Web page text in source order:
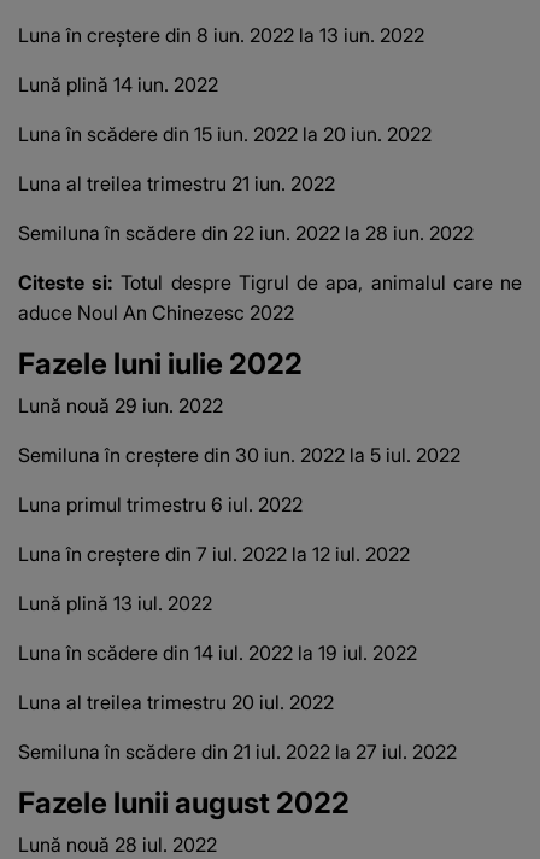
Luna în creștere din 8 iun. 2022 la 13 iun. 2022
Lună plină 14 iun. 2022
Luna în scădere din 15 iun. 2022 la 20 iun. 2022
Luna al treilea trimestru 21 iun. 2022
Semiluna în scădere din 22 iun. 2022 la 28 iun. 2022
Citeste si:Totul despre Tigrul de apa, animalul care ne
aduce Noul An Chinezesc 2022
Fazele luni iulie 2022
Lună nouă 29 iun. 2022
Semiluna în creștere din 30 iun. 2022 la 5 iul. 2022
Luna primul trimestru 6 iul. 2022
Luna în creștere din 7 iul. 2022 la 12 iul. 2022
Lună plină 13 iul. 2022
Luna în scădere din 14 iul. 2022 la 19 iul. 2022
Luna al treilea trimestru 20 iul. 2022
Semiluna în scădere din 21 iul. 2022 la 27 iul. 2022
Fazele lunii august 2022
Lună nouă 28 iul. 2022